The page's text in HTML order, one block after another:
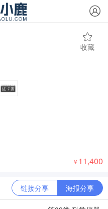
收藏
￥ 11,400
链接分享 海报分享